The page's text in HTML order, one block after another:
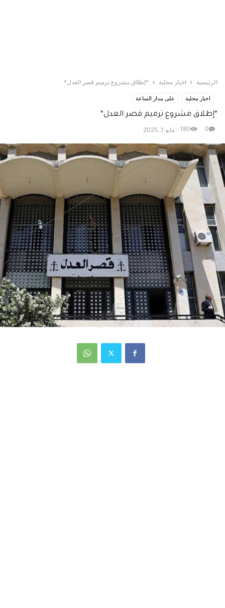
الرئيسية اخبار محلية *إطلاق مشروع ترميم قصر العدل*
اخبار محلية على مدار الساعة
*إطلاق مشروع ترميم قصر العدل*
مايو 1, 2025 0
180